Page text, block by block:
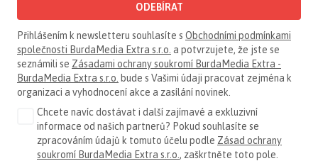
ODEBÍRAT
Přihlášením k newsletteru souhlasíte s Obchodními podmínkami
společnosti BurdaMedia Extra s.r.o. a potvrzujete, že jste se
seznámili se Zásadami ochrany soukromí BurdaMedia Extra -
BurdaMedia Extra s.r.o. bude s Vašimi údaji pracovat zejména k
organizaci a vyhodnocení akce a zasílání novinek.
Chcete navíc dostávat i další zajímavé a exkluzivní
informace od našich partnerů? Pokud souhlasíte se
zpracováním údajů k tomuto účelu podle Zásad ochrany
soukromí BurdaMedia Extra s.r.o. , zaškrtněte toto pole.